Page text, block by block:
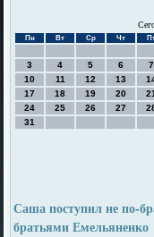
Пн Вт Ср Чт
3
4 5 6 7
10
11 12 13
17
18 19 20 21
24
25 26 27
31
Саша поступил не по-
братьями Емельяненко